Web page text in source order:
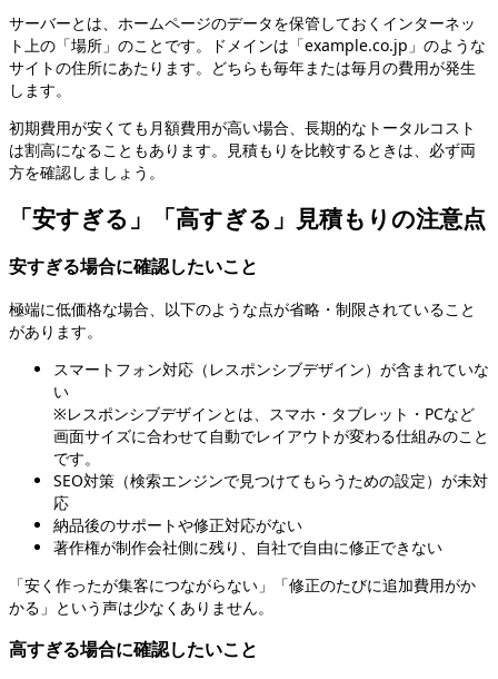
サーバーとは、ホームページのデータを保管しておくインターネッ
ト上の「場所」のことです。ドメインは「example.co.jp」のような
サイトの住所にあたります。どちらも毎年または毎月の費用が発生
します。
初期費用が安くても月額費用が高い場合、長期的なトータルコスト
は割高になることもあります。見積もりを比較するときは、必ず両
方を確認しましょう。
「安すぎる」「高すぎる」見積もりの注意点
安すぎる場合に確認したいこと
極端に低価格な場合、以下のような点が省略・制限されていること
があります。
スマートフォン対応（レスポンシブデザイン）が含まれていな
い
※レスポンシブデザインとは、スマホ・タブレット・PCなど
画面サイズに合わせて自動でレイアウトが変わる仕組みのこと
です。
SEO対策（検索エンジンで見つけてもらうための設定）が未対
応
納品後のサポートや修正対応がない
著作権が制作会社側に残り、自社で自由に修正できない
「安く作ったが集客につながらない」「修正のたびに追加費用がか
かる」という声は少なくありません。
高すぎる場合に確認したいこと